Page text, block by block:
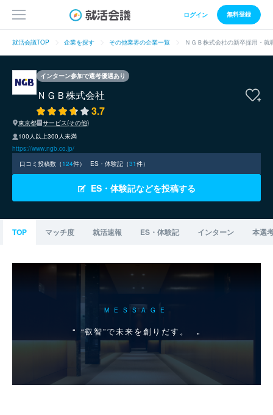
ログイン 無料登録
就活会議TOP 企業を探す その他業界の企業一覧 ＮＧＢ株式会社の新卒採用・就
インターン参加で選考優遇あり
ＮＧＢ株式会社
3.7
東京都
サービス(その他)
100人以上300人未満
https://www.ngb.co.jp/
口コミ投稿数（124件） ES・体験記（31件）
ES・体験記などを投稿する
TOP マッチ度 就活速報 ES・体験記 インターン 本選
MESSAGE
“叡智”で未来を創りだす。